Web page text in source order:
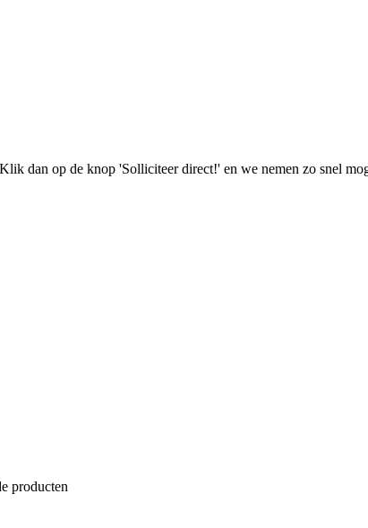
dan op de knop 'Solliciteer direct!' en we nemen zo snel
producten